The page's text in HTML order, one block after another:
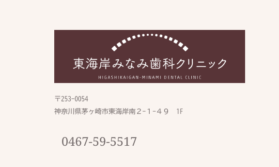
〒253-0054
神奈川県茅ヶ崎市東海岸南２-１−４９　1F
0467-59-5517